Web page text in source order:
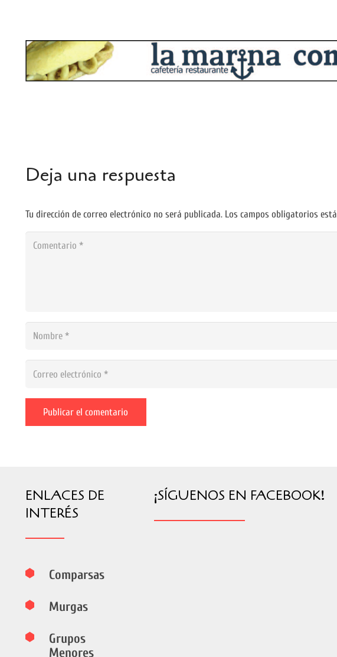
Deja una respuesta
Tu dirección de correo electrónico no será publicada. Los campos obligatorios
Publicar el comentario
ENLACES DE
INTERÉS
Comparsas
Murgas
Grupos
Menores
¡SÍGUENOS EN FACEBOOK!